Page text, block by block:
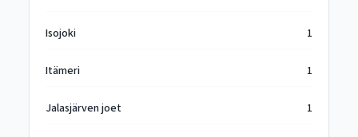
Isojoki 1
Itämeri 1
Jalasjärven joet 1